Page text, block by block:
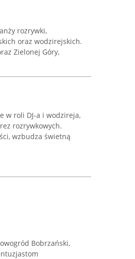
rozrywki,
oraz wodzirejskich.
Zielonej Góry,
w roli DJ-a i wodzireja,
rozrywkowych.
wzbudza świetną
Bobrzański,